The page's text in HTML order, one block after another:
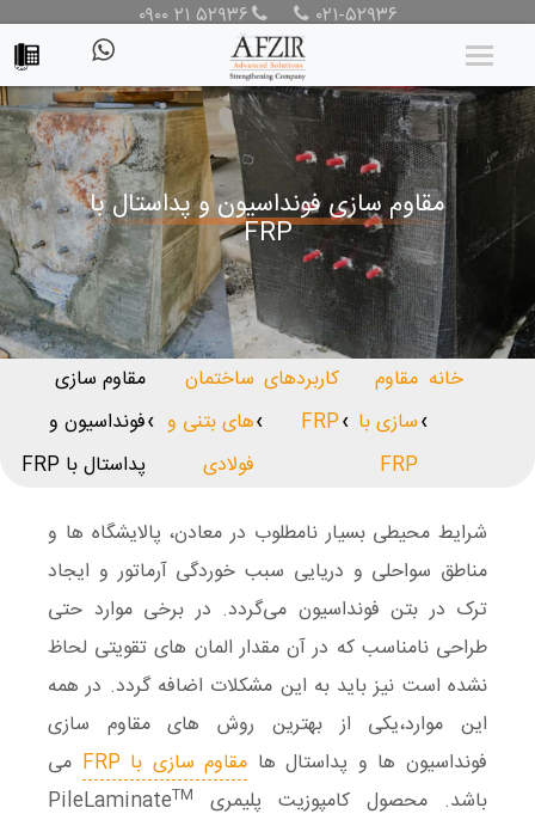
۰۲۱-۵۲۹۳۶ ۰۹۰۰ ۲۱ ۵۲۹۳۶
مقاوم سازی فونداسیون‌ و پداستال با
FRP
خانه
❯
مقاوم
سازی با
FRP
❯
کاربردهای
FRP
❯
ساختمان
های بتنی و
فولادی
❯
مقاوم سازی
فونداسیون‌ و
پداستال با FRP
شرایط محیطی بسیار نامطلوب در معادن، پالایشگاه‌ ها و
مناطق سواحلی و دریایی سبب خوردگی آرماتور و ایجاد
ترک در بتن فونداسیون می‌گردد. در برخی موارد حتی
طراحی نامناسب که در آن مقدار المان های تقویتی لحاظ
نشده است نیز باید به این مشکلات اضافه گردد. در همه
این موارد،یکی از بهترین روش های مقاوم سازی
فونداسیون ها و پداستال ها مقاوم سازی با FRP
می
باشد. محصول کامپوزیت پلیمری PileLaminate
TM